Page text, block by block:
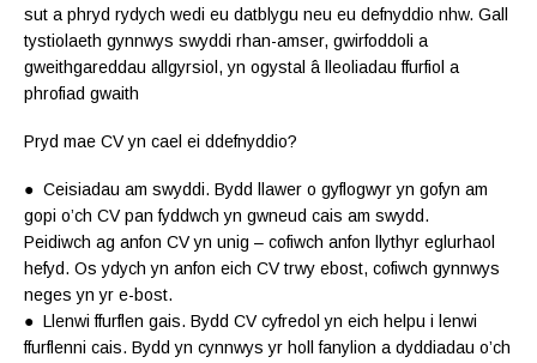
sut a phryd rydych wedi eu datblygu neu eu defnyddio nhw. Gall
tystiolaeth gynnwys swyddi rhan-amser, gwirfoddoli a
gweithgareddau allgyrsiol, yn ogystal â lleoliadau ffurfiol a
phrofiad gwaith
Pryd mae CV yn cael ei ddefnyddio?
● Ceisiadau am swyddi. Bydd llawer o gyflogwyr yn gofyn am
gopi o’ch CV pan fyddwch yn gwneud cais am swydd.
Peidiwch ag anfon CV yn unig – cofiwch anfon llythyr eglurhaol
hefyd. Os ydych yn anfon eich CV trwy e­bost, cofiwch gynnwys
neges yn yr e-bost.
● Llenwi ffurflen gais. Bydd CV cyfredol yn eich helpu i lenwi
ffurflenni cais. Bydd yn cynnwys yr holl fanylion a dyddiadau o’ch